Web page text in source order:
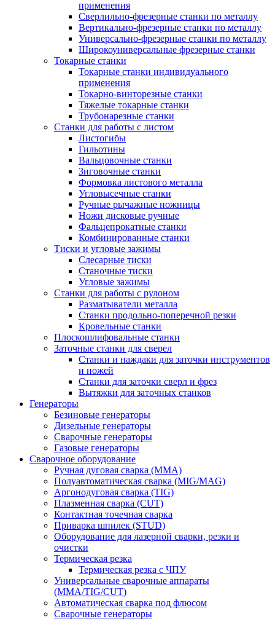
применения
Сверлильно-фрезерные станки по металлу
Вертикально-фрезерные станки по металлу
Универсально-фрезерные станки по металлу
Широкоуниверсальные фрезерные станки
Токарные станки
Токарные станки индивидуального
применения
Токарно-винторезные станки
Тяжелые токарные станки
Трубонарезные станки
Станки для работы с листом
Листогибы
Гильотины
Вальцовочные станки
Зиговочные станки
Формовка листового металла
Угловысечные станки
Ручные рычажные ножницы
Ножи дисковые ручные
Фальцепрокатные станки
Комбинированные станки
Тиски и угловые зажимы
Слесарные тиски
Станочные тиски
Угловые зажимы
Станки для работы с рулоном
Разматыватели металла
Станки продольно-поперечной резки
Кровельные станки
Плоскошлифовальные станки
Заточные станки для сверел
Станки и наждаки для заточки инструментов
и ножей
Станки для заточки сверл и фрез
Вытяжки для заточных станков
Генераторы
Безиновые генераторы
Дизельные генераторы
Сварочные генераторы
Газовые генераторы
Сварочное оборудование
Ручная дуговая сварка (MMA)
Полуавтоматическая сварка (MIG/MAG)
Аргонодуговая сварка (TIG)
Плазменная сварка (CUT)
Контактная точечная сварка
Приварка шпилек (STUD)
Оборудование для лазерной сварки, резки и
очистки
Термическая резка
Термическая резка с ЧПУ
Универсальные сварочные аппараты
(MMA/TIG/CUT)
Автоматическая сварка под флюсом
Сварочные генераторы